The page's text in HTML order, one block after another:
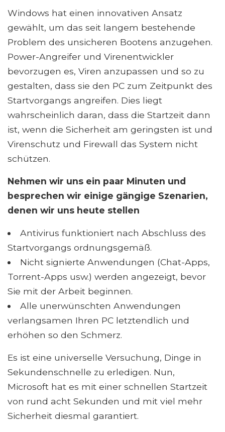
Windows hat einen innovativen Ansatz
gewählt, um das seit langem bestehende
Problem des unsicheren Bootens anzugehen.
Power-Angreifer und Virenentwickler
bevorzugen es, Viren anzupassen und so zu
gestalten, dass sie den PC zum Zeitpunkt des
Startvorgangs angreifen. Dies liegt
wahrscheinlich daran, dass die Startzeit dann
ist, wenn die Sicherheit am geringsten ist und
Virenschutz und Firewall das System nicht
schützen.
Nehmen wir uns ein paar Minuten und
besprechen wir einige gängige Szenarien,
denen wir uns heute stellen
Antivirus funktioniert nach Abschluss des
Startvorgangs ordnungsgemäß.
Nicht signierte Anwendungen (Chat-Apps,
Torrent-Apps usw.) werden angezeigt, bevor
Sie mit der Arbeit beginnen.
Alle unerwünschten Anwendungen
verlangsamen Ihren PC letztendlich und
erhöhen so den Schmerz.
Es ist eine universelle Versuchung, Dinge in
Sekundenschnelle zu erledigen. Nun,
Microsoft hat es mit einer schnellen Startzeit
von rund acht Sekunden und mit viel mehr
Sicherheit diesmal garantiert.